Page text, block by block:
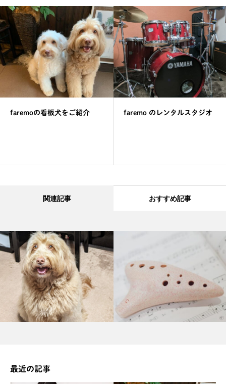
faremoの看板犬をご紹介 faremo のレンタルスタジオ
関連記事 おすすめ記事
最近の記事